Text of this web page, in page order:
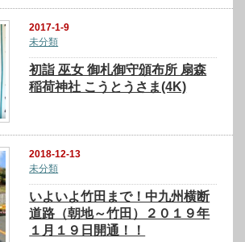
2017-1-9
未分類
初詣 巫女 御札御守頒布所 扇森
稲荷神社 こうとうさま(4K)
2018-12-13
未分類
いよいよ竹田まで！中九州横断
道路（朝地～竹田）２０１９年
１月１９日開通！！